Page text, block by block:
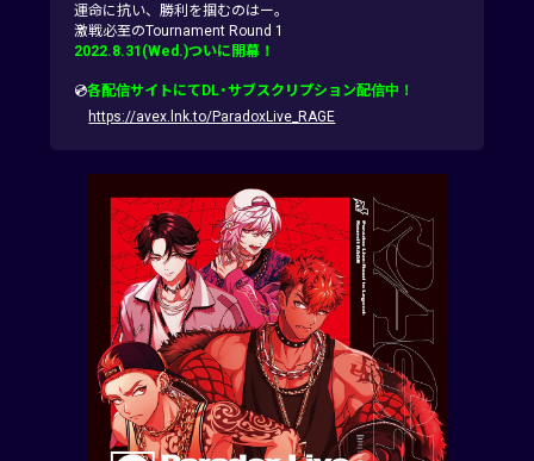
運命に抗い、勝利を掴むのはー。
激戦必至のTournament Round 1
2022.8.31(Wed.)ついに開幕！
💿各配信サイトにてDL・サブスクリプション配信中！
https://avex.lnk.to/ParadoxLive_RAGE